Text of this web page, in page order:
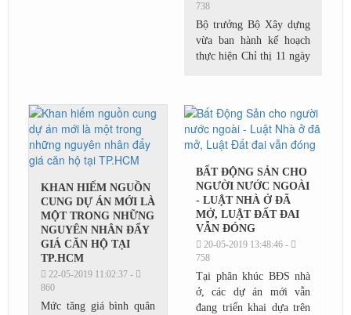
738
Bộ trưởng Bộ Xây dựng
vừa ban hành kế hoạch
thực hiện Chỉ thị 11 ngày
bất...
KHAN HIẾM NGUỒN
CUNG DỰ ÁN MỚI LÀ
MỘT TRONG NHỮNG
NGUYÊN NHÂN ĐẨY
GIÁ CĂN HỘ TẠI
TP.HCM
22-05-2019 11:02:37 -
860
Mức tăng giá bình quân
BẤT ĐỘNG SẢN CHO
NGƯỜI NƯỚC NGOÀI
- LUẬT NHÀ Ở ĐÃ
MỞ, LUẬT ĐẤT ĐAI
VẪN ĐÓNG
20-05-2019 13:48:46 -
758
Tại phân khúc BĐS nhà
ở, các dự án mới vẫn
đang triển khai dựa trên